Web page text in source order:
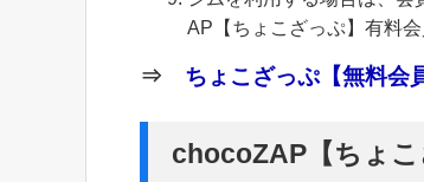
AP【ちょこざっぷ】有料会
⇒ ちょこざっぷ【無料会
chocoZAP【ちょ